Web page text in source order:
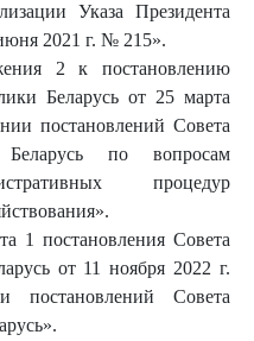
Указа Президента
2021 г. № 215».
2 к постановлению
Беларусь от 25 марта
постановлений Совета
по вопросам
процедур
1 постановления Совета
от 11 ноября 2022 г.
Совета